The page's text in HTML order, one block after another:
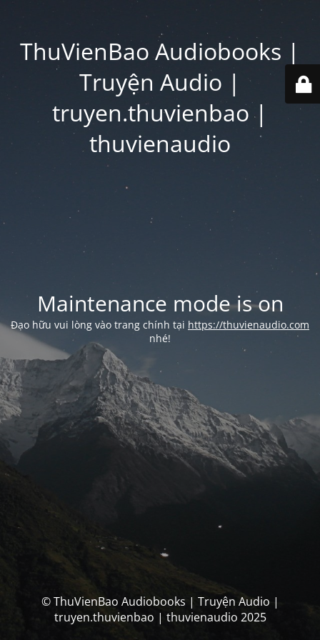
ThuVienBao Audiobooks |
Truyện Audio |
truyen.thuvienbao |
thuvienaudio
Maintenance mode is on
Đạo hữu vui lòng vào trang chính tại https://thuvienaudio.com
nhé!
© ThuVienBao Audiobooks | Truyện Audio |
truyen.thuvienbao | thuvienaudio 2025